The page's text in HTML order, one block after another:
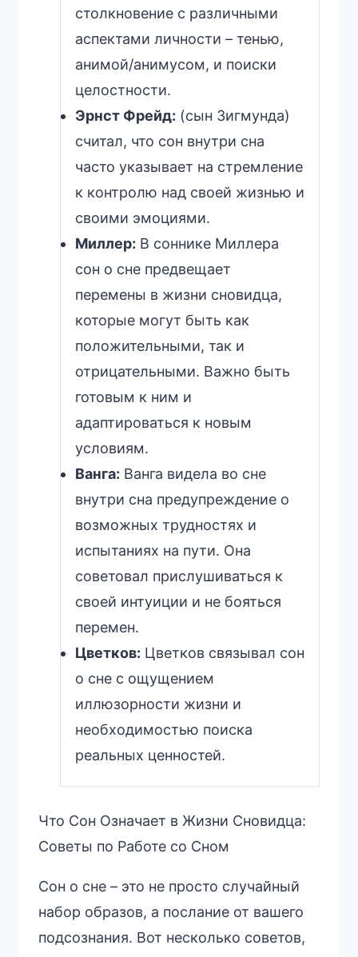
столкновение с различными
аспектами личности – тенью,
анимой/анимусом, и поиски
целостности.
Эрнст Фрейд: (сын Зигмунда)
считал, что сон внутри сна
часто указывает на стремление
к контролю над своей жизнью и
своими эмоциями.
Миллер: В соннике Миллера
сон о сне предвещает
перемены в жизни сновидца,
которые могут быть как
положительными, так и
отрицательными. Важно быть
готовым к ним и
адаптироваться к новым
условиям.
Ванга: Ванга видела во сне
внутри сна предупреждение о
возможных трудностях и
испытаниях на пути. Она
советовал прислушиваться к
своей интуиции и не бояться
перемен.
Цветков: Цветков связывал сон
о сне с ощущением
иллюзорности жизни и
необходимостью поиска
реальных ценностей.
Что Сон Означает в Жизни Сновидца:
Советы по Работе со Сном
Сон о сне – это не просто случайный
набор образов, а послание от вашего
подсознания. Вот несколько советов,